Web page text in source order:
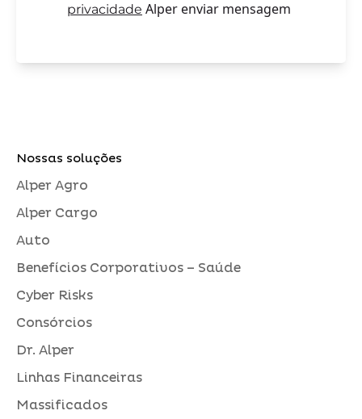
privacidade Alper enviar mensagem
Nossas soluções
Alper Agro
Alper Cargo
Auto
Benefícios Corporativos – Saúde
Cyber Risks
Consórcios
Dr. Alper
Linhas Financeiras
Massificados